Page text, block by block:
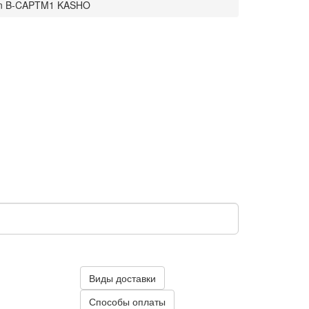
B-CAPTM1 KASHO
Виды доставки
Способы оплаты